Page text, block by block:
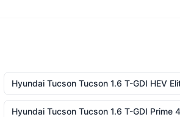
Hyundai Tucson Tucson 1.6 T-GDI HEV
Hyundai Tucson Tucson 1.6 T-GDI Prime